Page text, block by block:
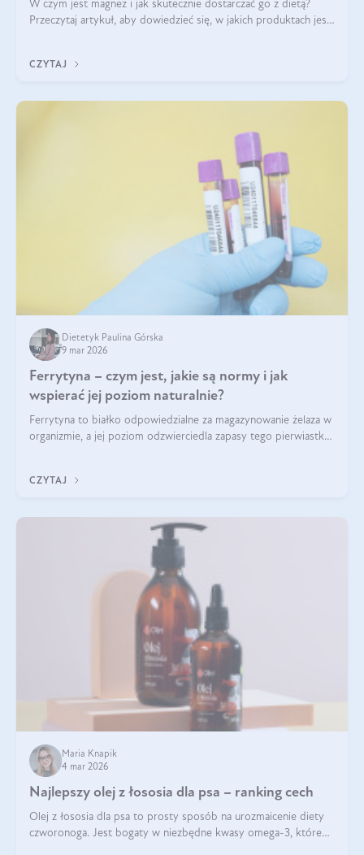
W czym jest magnez i jak skutecznie dostarczać go z dietą?
Przeczytaj artykuł, aby dowiedzieć się, w jakich produktach jest
CZYTAJ
Dietetyk Paulina Górska
9 mar 2026
Ferrytyna – czym jest, jakie są normy i jak
wspierać jej poziom naturalnie?
Ferrytyna to białko odpowiedzialne za magazynowanie żelaza w
organizmie, a jej poziom odzwierciedla zapasy tego pierwiastka.
funkcjonowanie (
CZYTAJ
Maria Knapik
4 mar 2026
Najlepszy olej z łososia dla psa – ranking cech
Olej z łososia dla psa to prosty sposób na urozmaicenie diety
czworonoga. Jest bogaty w niezbędne kwasy omega-3, które